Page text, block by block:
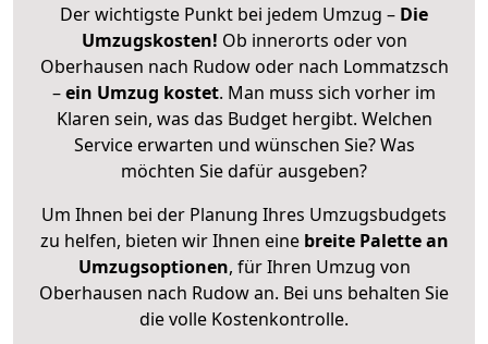
Der wichtigste Punkt bei jedem Umzug – Die
Umzugskosten! Ob innerorts oder von
Oberhausen nach Rudow oder nach Lommatzsch
–ein Umzug kostet. Man muss sich vorher im
Klaren sein, was das Budget hergibt. Welchen
Service erwarten und wünschen Sie? Was
möchten Sie dafür ausgeben?
Um Ihnen bei der Planung Ihres Umzugsbudgets
zu helfen, bieten wir Ihnen eine breite Palette an
Umzugsoptionen, für Ihren Umzug von
Oberhausen nach Rudow an. Bei uns behalten Sie
die volle Kostenkontrolle.